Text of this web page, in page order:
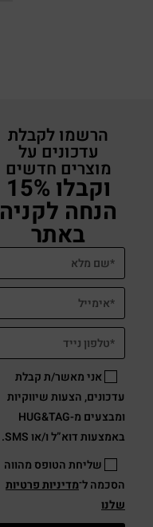
הרשמו לקבלת
עדכונים על
מוצרים חדשים
וקבלו 15%
הנחה לקניה
באתר
אני מאשר/ת קבלת
עדכונים, הצעות שיווקיות
ומבצעים מ-HUG&TAG
באמצעות דוא”ל ו/או SMS.
שליחת הטופס מהווה
הסכמה ל־מדיניות פרטיות
שלנו